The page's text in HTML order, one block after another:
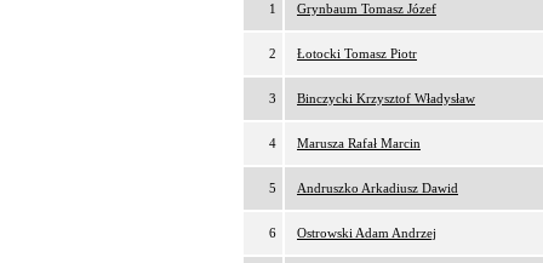
1 Grynbaum Tomasz Józef
2 Łotocki Tomasz Piotr
3 Binczycki Krzysztof Władysław
4 Marusza Rafał Marcin
5 Andruszko Arkadiusz Dawid
6 Ostrowski Adam Andrzej